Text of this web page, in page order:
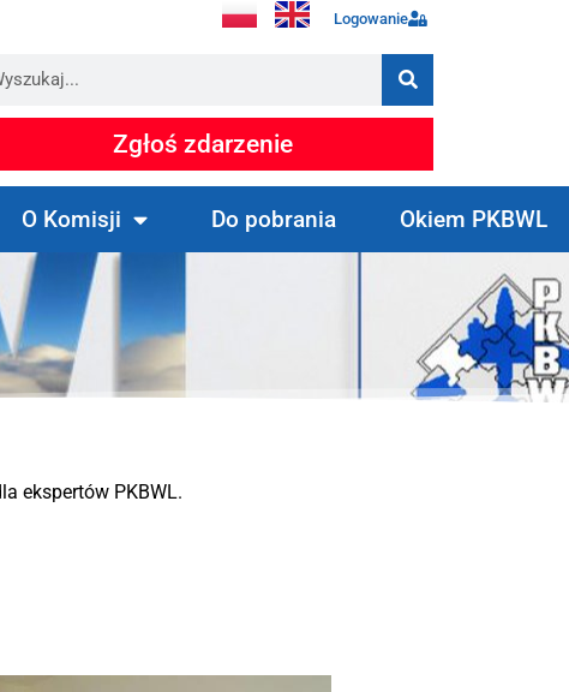
Logowanie
Zgłoś zdarzenie
O Komisji Do pobrania Okiem PKBWL
ekspertów PKBWL.